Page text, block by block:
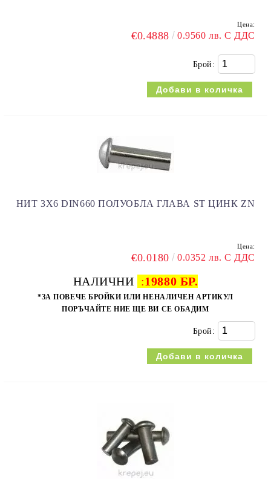
Цена:
€0.4888 0.9560 лв. С ДДС
Брой:
НИТ 3Х6 DIN660 ПОЛУОБЛА ГЛАВА ST ЦИНК ZN
Цена:
€0.0180 0.0352 лв. С ДДС
НАЛИЧНИ :19880 БР.
*ЗА ПОВЕЧЕ БРОЙКИ ИЛИ НЕНАЛИЧЕН АРТИКУЛ
ПОРЪЧАЙТЕ НИЕ ЩЕ ВИ СЕ ОБАДИМ
Брой: